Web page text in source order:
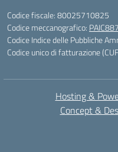
Codice fiscale: 80025710825
Codice meccanografico:
Codice Indice delle Pubbliche
Codice unico di fatturazione
Hosting &
Concept &